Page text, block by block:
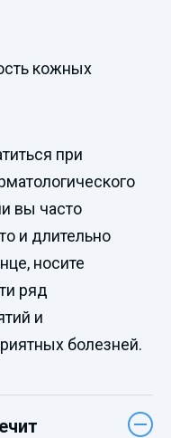
кожных
при
вы часто
и длительно
носите
ряд
и
болезней.